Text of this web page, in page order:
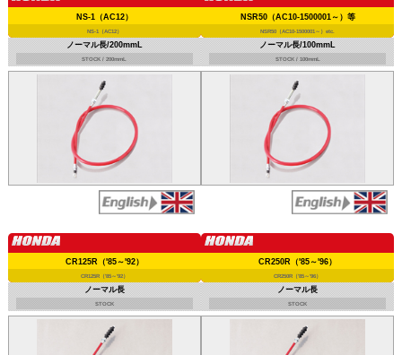
NS-1（AC12）
NS-1（AC12）
ノーマル長/200mmL
STOCK / 200mmL
NSR50（AC10-1500001～）等
NSR50（AC10-1500001～）etc.
ノーマル長/100mmL
STOCK / 100mmL
CR125R（'85～'92）
CR125R（'85～'92）
ノーマル長
STOCK
CR250R（'85～'96）
CR250R（'85～'96）
ノーマル長
STOCK